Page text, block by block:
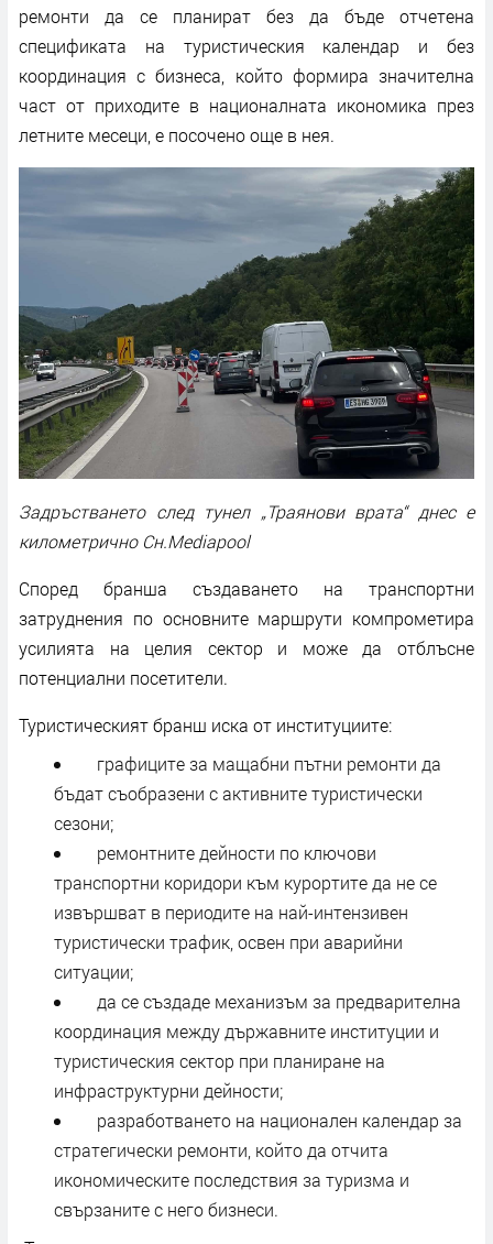
ремонти да се планират без да бъде отчетена
спецификата на туристическия календар и без
координация с бизнеса, който формира значителна
част от приходите в националната икономика през
летните месеци, е посочено още в нея.
Задръстването след тунел „Траянови врата“ днес е
километрично Сн.Mediapool
Според бранша създаването на транспортни
затруднения по основните маршрути компрометира
усилията на целия сектор и може да отблъсне
потенциални посетители.
Туристическият бранш иска от институциите:
графиците за мащабни пътни ремонти да
бъдат съобразени с активните туристически
сезони;
ремонтните дейности по ключови
транспортни коридори към курортите да не се
извършват в периодите на най-интензивен
туристически трафик, освен при аварийни
ситуации;
да се създаде механизъм за предварителна
координация между държавните институции и
туристическия сектор при планиране на
инфраструктурни дейности;
разработването на национален календар за
стратегически ремонти, който да отчита
икономическите последствия за туризма и
свързаните с него бизнеси.